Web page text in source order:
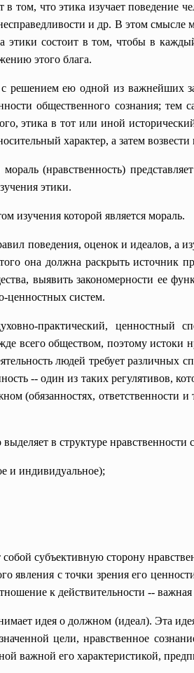
в том, что этика изучает поведение
и др. В этом
этики состоит в том, чтобы в
этого блага.
решением ею одной из важнейших
общественного сознания;
этика в тот или иной
характер, а затем
мораль (нравственность)
этики.
изучения которой является мораль.
поведения, оценок и идеалов, а
она должна раскрыть источник
выявить закономерности ее
ценностных систем.
практический, ценностный
всего обществом, поэтому
людей требует различных
-- один из таких регулятивов,
(обязанностях, ответственности
в структуре
и индивидуальное);
собой субъективную сторону
явления с точки зрения его
к действительности -- важная
идея о должном (идеал). Эта
цели, нравственное
важной его характеристикой,